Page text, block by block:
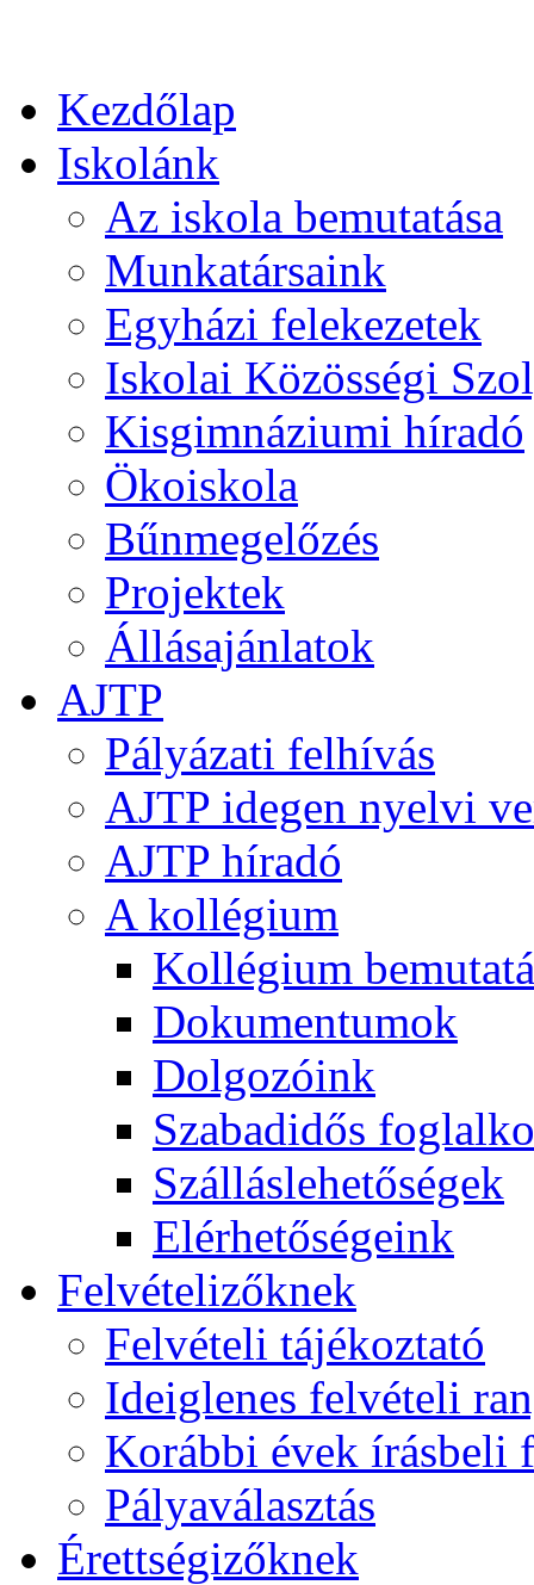
Kezdőlap
Iskolánk
Az iskola bemutatása
Munkatársaink
Egyházi felekezetek
Iskolai Közösségi
Kisgimnáziumi híradó
Ökoiskola
Bűnmegelőzés
Projektek
Állásajánlatok
AJTP
Pályázati felhívás
AJTP idegen nyelvi
AJTP híradó
A kollégium
Kollégium
Dokumentumok
Dolgozóink
Szabadidős
Szálláslehetőségek
Elérhetőségeink
Felvételizőknek
Felvételi tájékoztató
Ideiglenes felvételi
Korábbi évek írásbeli
Pályaválasztás
Érettségizőknek